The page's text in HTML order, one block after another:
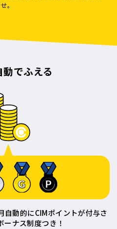
。
でふえる
自動的にCIMポイントが付与さ
ーナス制度つき！